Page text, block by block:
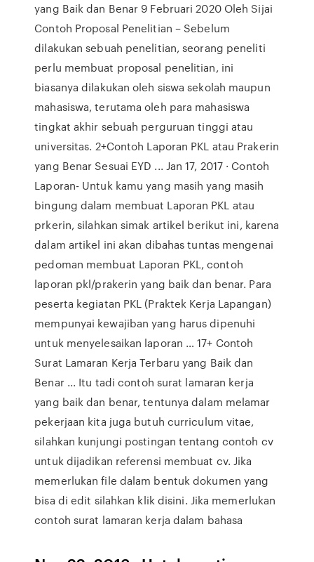
yang Baik dan Benar 9 Februari 2020 Oleh Sijai
Contoh Proposal Penelitian – Sebelum
dilakukan sebuah penelitian, seorang peneliti
perlu membuat proposal penelitian, ini
biasanya dilakukan oleh siswa sekolah maupun
mahasiswa, terutama oleh para mahasiswa
tingkat akhir sebuah perguruan tinggi atau
universitas. 2+Contoh Laporan PKL atau Prakerin
yang Benar Sesuai EYD ... Jan 17, 2017 · Contoh
Laporan- Untuk kamu yang masih yang masih
bingung dalam membuat Laporan PKL atau
prkerin, silahkan simak artikel berikut ini, karena
dalam artikel ini akan dibahas tuntas mengenai
pedoman membuat Laporan PKL, contoh
laporan pkl/prakerin yang baik dan benar. Para
peserta kegiatan PKL (Praktek Kerja Lapangan)
mempunyai kewajiban yang harus dipenuhi
untuk menyelesaikan laporan … 17+ Contoh
Surat Lamaran Kerja Terbaru yang Baik dan
Benar ... Itu tadi contoh surat lamaran kerja
yang baik dan benar, tentunya dalam melamar
pekerjaan kita juga butuh curriculum vitae,
silahkan kunjungi postingan tentang contoh cv
untuk dijadikan referensi membuat cv. Jika
memerlukan file dalam bentuk dokumen yang
bisa di edit silahkan klik disini. Jika memerlukan
contoh surat lamaran kerja dalam bahasa